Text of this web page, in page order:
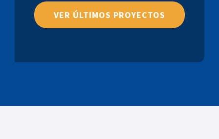
VER ÚLTIMOS PROYECTOS